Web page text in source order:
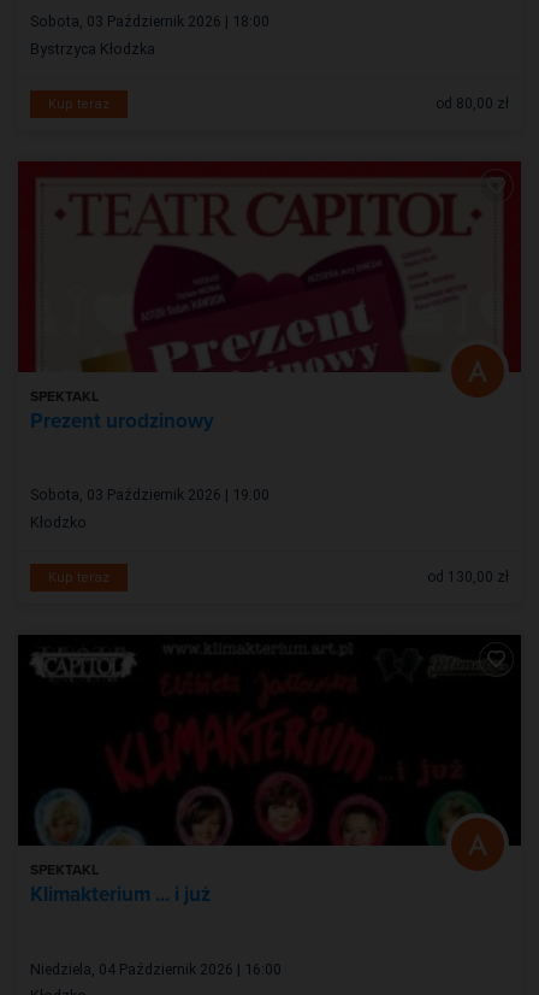
Sobota, 03 Październik 2026 | 18:00
Bystrzyca Kłodzka
Kup teraz od 80,00 zł
SPEKTAKL
Prezent urodzinowy
Sobota, 03 Październik 2026 | 19:00
Kłodzko
Kup teraz od 130,00 zł
SPEKTAKL
Klimakterium ... i już
Niedziela, 04 Październik 2026 | 16:00